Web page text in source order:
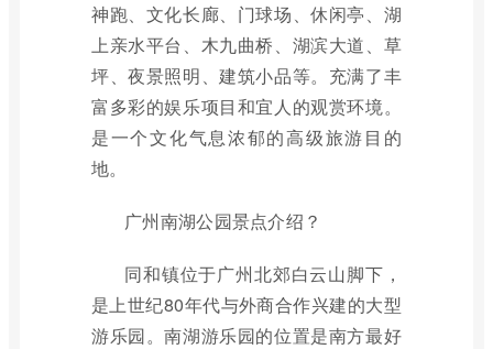
神跑、文化长廊、门球场、休闲亭、湖
上亲水平台、木九曲桥、湖滨大道、草
坪、夜景照明、建筑小品等。充满了丰
富多彩的娱乐项目和宜人的观赏环境。
是一个文化气息浓郁的高级旅游目的
地。
广州南湖公园景点介绍？
同和镇位于广州北郊白云山脚下，
是上世纪80年代与外商合作兴建的大型
游乐园。南湖游乐园的位置是南方最好